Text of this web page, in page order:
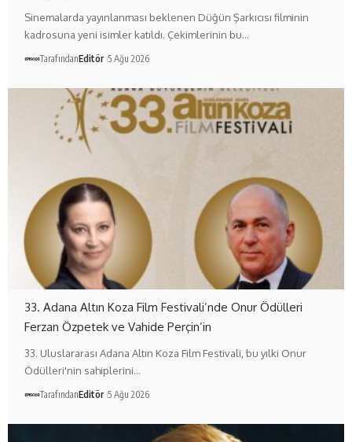
Sinemalarda yayınlanması beklenen Düğün Şarkıcısı filminin
kadrosuna yeni isimler katıldı. Çekimlerinin bu…
TarafındanEditör 5 Ağu 2026
33. Adana Altın Koza Film Festivali’nde Onur Ödülleri
Ferzan Özpetek ve Vahide Perçin’in
33. Uluslararası Adana Altın Koza Film Festivali, bu yılki Onur
Ödülleri'nin sahiplerini…
TarafındanEditör 5 Ağu 2026